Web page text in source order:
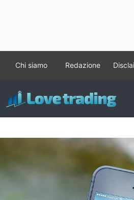
contenuto
Chi siamo Redazione